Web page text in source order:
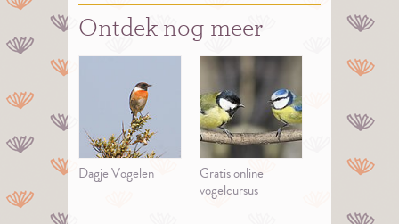
Ontdek nog meer
Dagje Vogelen
Gratis online
vogelcursus